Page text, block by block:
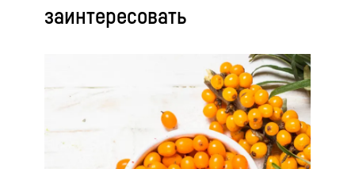
заинтересовать